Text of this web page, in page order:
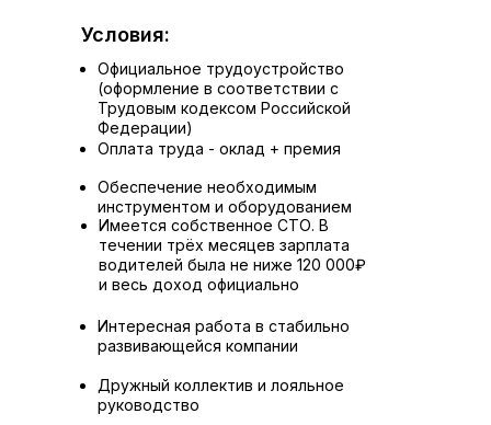
Условия:
Официальное трудоустройство
(оформление в соответствии с
Трудовым кодексом Российской
Федерации)
Оплата труда - оклад + премия
Обеспечение необходимым
инструментом и оборудованием
Имеется собственное СТО. В
течении трёх месяцев зарплата
водителей была не ниже 120 000₽
и весь доход официально
Интересная работа в стабильно
развивающейся компании
Дружный коллектив и лояльное
руководство
В связи с расширением, приглашаем в
свою команду опытного и
ответственного мастера по ремонту
двигателей грузового транспорта.
ТРАНСПОРТА